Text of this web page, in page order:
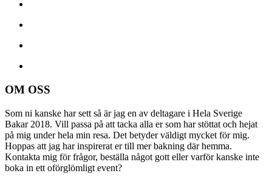
OM OSS
Som ni kanske har sett så är jag en av deltagare i Hela Sverige
Bakar 2018. Vill passa på att tacka alla er som har stöttat och hejat
på mig under hela min resa. Det betyder väldigt mycket för mig.
Hoppas att jag har inspirerat er till mer bakning där hemma.
Kontakta mig för frågor, beställa något gott eller varför kanske inte
boka in ett oförglömligt event?